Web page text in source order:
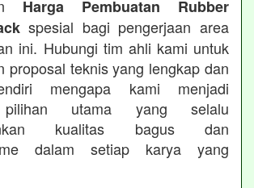
Harga Pembuatan Rubber
spesial bagi pengerjaan area
ini. Hubungi tim ahli kami untuk
proposal teknis yang lengkap dan
mengapa kami menjadi
pilihan utama yang selalu
kualitas bagus dan
dalam setiap karya yang